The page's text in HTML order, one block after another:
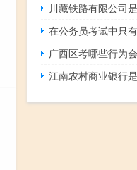
川藏铁路有限公司
广西区考哪些行为
江南农村商业银行